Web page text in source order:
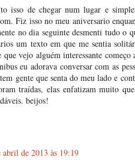
isso de chegar num lugar e
Fiz isso no meu aniversario
no dia seguinte desmenti tudo o
um texto em que me sentia
que vejo alguém interessante
eu adorava conversar com as
gente que senta do meu lado e
traídas, elas enfatizam muito
beijos!
abril de 2013 às 19:19